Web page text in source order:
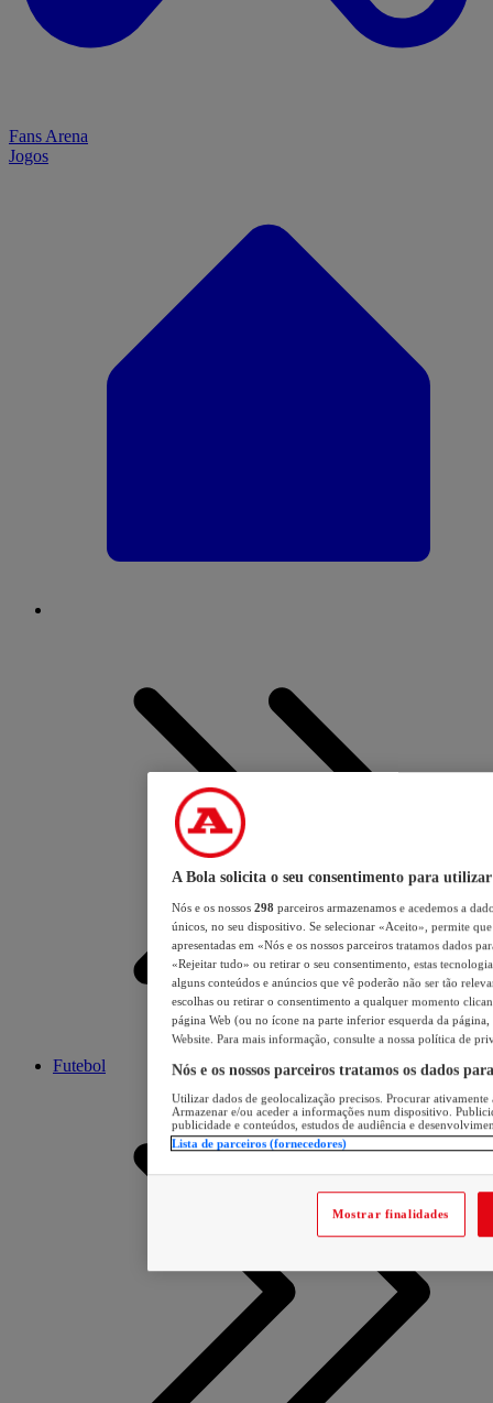
Fans Arena
Jogos
Futebol
A Bola solicita o seu consentimento para utilizar
Nós e os nossos 298 parceiros armazenamos e acedemos a
únicos, no seu dispositivo. Se selecionar «Aceito», permite
apresentadas em «Nós e os nossos parceiros tratamos dados
«Rejeitar tudo» ou retirar o seu consentimento, estas
alguns conteúdos e anúncios que vê poderão não ser tão
escolhas ou retirar o consentimento a qualquer momento
página Web (ou no ícone na parte inferior esquerda da página,
Website. Para mais informação, consulte a nossa política de
Nós e os nossos parceiros tratamos os dados
Utilizar dados de geolocalização precisos. Procurar
Armazenar e/ou aceder a informações num dispositivo.
publicidade e conteúdos, estudos de audiência e
Lista de parceiros (fornecedores)
Mostrar finalidades